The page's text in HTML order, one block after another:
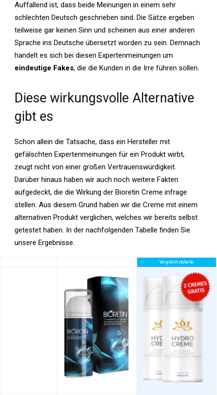
Auffallend ist, dass beide Meinungen in einem sehr
schlechten Deutsch geschrieben sind. Die Sätze ergeben
teilweise gar keinen Sinn und scheinen aus einer anderen
Sprache ins Deutsche übersetzt worden zu sein. Demnach
handelt es sich bei diesen Expertenmeinungen um
eindeutige Fakes, die die Kunden in die Irre führen sollen.
Diese wirkungsvolle Alternative
gibt es
Schon allein die Tatsache, dass ein Hersteller mit
gefälschten Expertenmeinungen für ein Produkt wirbt,
zeugt nicht von einer großen Vertrauenswürdigkeit.
Darüber hinaus haben wir auch noch weitere Fakten
aufgedeckt, die die Wirkung der Bioretin Creme infrage
stellen. Aus diesem Grund haben wir die Creme mit einem
alternativen Produkt verglichen, welches wir bereits selbst
getestet haben. In der nachfolgenden Tabelle finden Sie
unsere Ergebnisse.
Vergleichstabelle